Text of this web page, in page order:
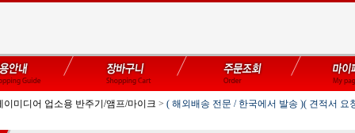
이미디어 업소용 반주기/앰프/마이크 > ( 해외배송 전문 / 한국에서 발송 )( 견적서 요